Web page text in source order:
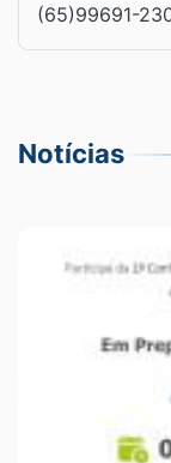
(65)99691-
Notícias